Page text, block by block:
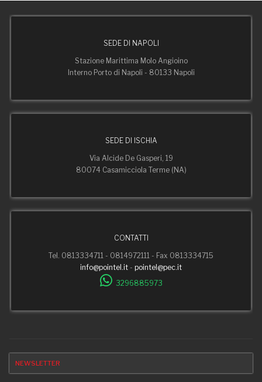
SEDE DI NAPOLI
Stazione Marittima Molo Angioino
Interno Porto di Napoli - 80133 Napoli
SEDE DI ISCHIA
Via Alcide De Gasperi, 19
80074 Casamicciola Terme (NA)
CONTATTI
Tel. 0813334711 - 0814972111 - Fax 0813334715
info@pointel.it - pointel@pec.it
3296885973
NEWSLETTER